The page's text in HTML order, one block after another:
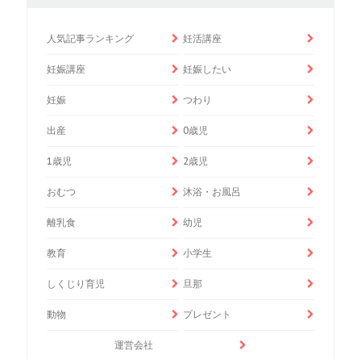
人気記事ランキング 妊活講座
妊娠講座 妊娠したい
妊娠 つわり
出産 0歳児
1歳児 2歳児
おむつ 沐浴・お風呂
離乳食 幼児
教育 小学生
しくじり育児 旦那
動物 プレゼント
運営会社